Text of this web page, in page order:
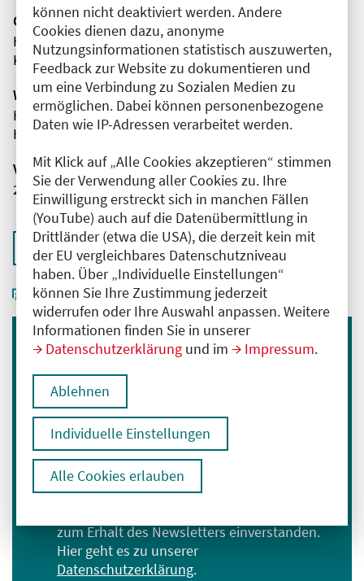
können nicht deaktiviert werden. Andere
Cookies dienen dazu, anonyme
Nutzungsinformationen statistisch auszuwerten,
Feedback zur Website zu dokumentieren und
um eine Verbindung zu Sozialen Medien zu
ermöglichen. Dabei können personenbezogene
Daten wie IP-Adressen verarbeitet werden.
Mit Klick auf „Alle Cookies akzeptieren“ stimmen
Sie der Verwendung aller Cookies zu. Ihre
Einwilligung erstreckt sich in manchen Fällen
(YouTube) auch auf die Datenübermittlung in
Drittländer (etwa die USA), die derzeit kein mit
der EU vergleichbares Datenschutzniveau
haben. Über „Individuelle Einstellungen“
können Sie Ihre Zustimmung jederzeit
widerrufen oder Ihre Auswahl anpassen. Weitere
Informationen finden Sie in unserer
Datenschutzerklärung und im Impressum.
Ablehnen
Individuelle Einstellungen
Alle Cookies erlauben
Organisator(en)
HELIOS Klinikum Emil von Behring
Klinik für Hämatologie und Onkologie
Wissenschaftliche Leitung
Herr Dr. med. Börge Arndt
HELIOS Klinikum Emil von Behring
Veranstaltungsnummer
2761102026032330125
Zurück zur Übersicht
Immer informiert bleiben
Melden Sie sich für unseren Newsletter an:
E-Mail-Adresse eingeben
zum Erhalt des Newsletters einverstanden.
Hier geht es zu unserer
Datenschutzerklärung.
Anmelden